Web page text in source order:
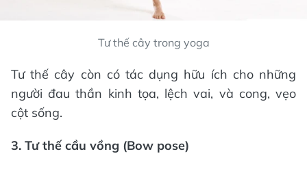
Tư thế cây trong yoga
Tư thế cây còn có tác dụng hữu ích cho những
người đau thần kinh tọa, lệch vai, và cong, vẹo
cột sống.
3. Tư thế cầu vồng (Bow pose)